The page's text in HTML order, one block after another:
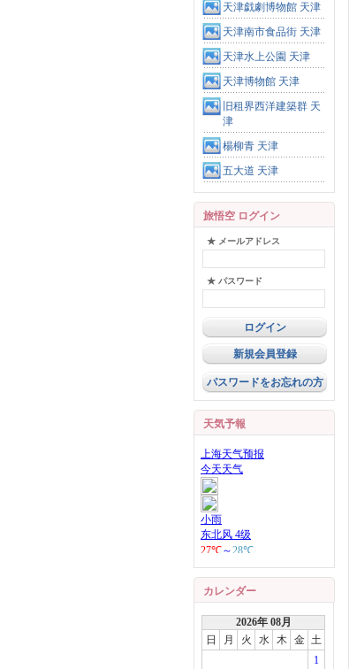
天津戯劇博物館 天津
天津南市食品街 天津
天津水上公園 天津
天津博物館 天津
旧租界西洋建築群 天
津
楊柳青 天津
五大道 天津
旅悟空 ログイン
★ メールアドレス
★ パスワード
新規会員登録
パスワードをお忘れの方
天気予報
カレンダー
2026年 08月
日
月 火 水 木 金 土
1